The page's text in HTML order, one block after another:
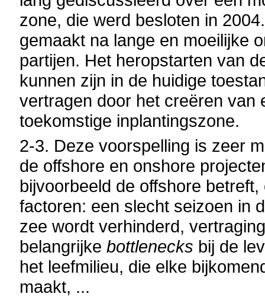
zone, die werd besloten in
gemaakt na lange en moeilijke
partijen. Het heropstarten van
kunnen zijn in de huidige
vertragen door het creëren van
toekomstige inplantingszone.
2-3. Deze voorspelling is zeer
de offshore en onshore
bijvoorbeeld de offshore betreft,
factoren: een slecht seizoen in
zee wordt verhinderd,
belangrijkebottlenecks bij de
het leefmilieu, die elke
maakt, ...